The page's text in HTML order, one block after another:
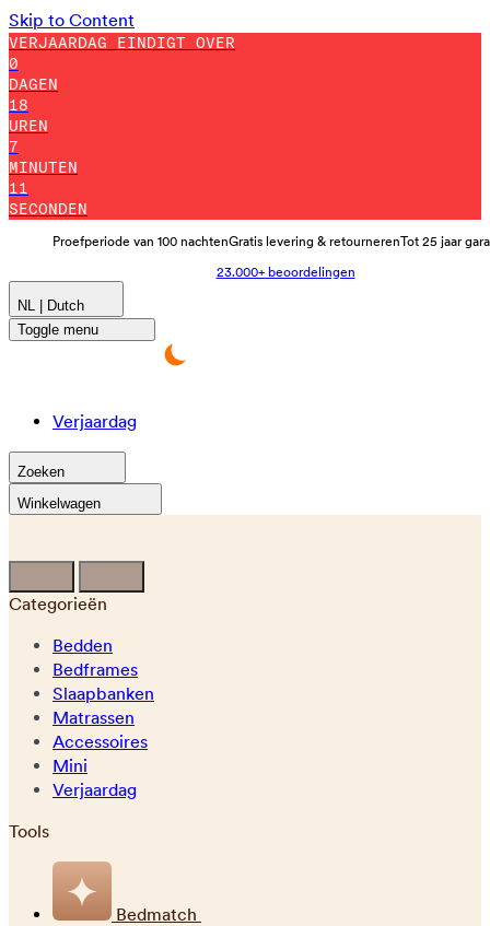
Skip to Content
VERJAARDAG EINDIGT OVER
0
DAGEN
18
UREN
6
MINUTEN
59
SECONDEN
Proefperiode van 100 nachtenGratis levering & retournerenTot 25 jaar
23.000+ beoordelingen
NL | Dutch
Toggle menu
Verjaardag
Zoeken
Winkelwagen
Categorieën
Bedden
Bedframes
Slaapbanken
Matrassen
Accessoires
Mini
Verjaardag
Tools
Bedmatch